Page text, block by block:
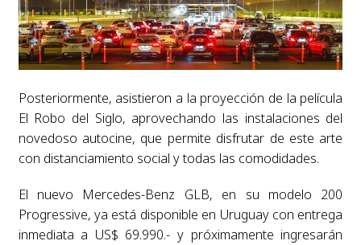
Posteriormente, asistieron a la proyección de la película
El Robo del Siglo, aprovechando las instalaciones del
novedoso autocine, que permite disfrutar de este arte
con distanciamiento social y todas las comodidades.
El nuevo Mercedes-Benz GLB, en su modelo 200
Progressive, ya está disponible en Uruguay con entrega
inmediata a US$ 69.990.- y próximamente ingresarán